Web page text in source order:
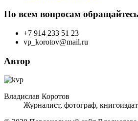
По всем вопросам обращайтесь
+7 914 233 51 23
vp_korotov@mail.ru
Автор
Владислав Коротов
Журналист, фотограф,